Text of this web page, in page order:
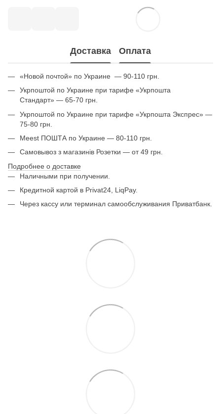
Доставка Оплата
«Новой почтой» по Украине — 90-110 грн.
Укрпоштой по Украине при тарифе «Укрпошта
Стандарт» — 65-70 грн.
Укрпоштой по Украине при тарифе «Укрпошта Экспрес» —
75-80 грн.
Meest ПОШТА по Украине — 80-110 грн.
Самовывоз з магазинів Розетки — от 49 грн.
Подробнее о доставке
Наличными при получении.
Кредитной картой в Privat24, LiqPay.
Через кассу или терминал самообслуживания Приватбанк.